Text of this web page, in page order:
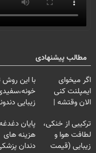
مطالب پیشنهادی
اگر میخوای
ایمپلنت کنی
الان وقتشه |
میلیون تومان!!!
با این روش
زیبایی
(40%off)
ترکیبی از خنکی،
لطافت هوا و
زیبایی (قیمت
پایان
هزینه های
دندان